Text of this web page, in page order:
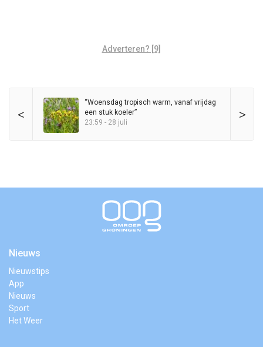
Adverteren? [9]
< >
“Woensdag tropisch warm, vanaf vrijdag
een stuk koeler”
23:59 - 28 juli
Nieuws
Nieuwstips
App
Nieuws
Sport
Het Weer